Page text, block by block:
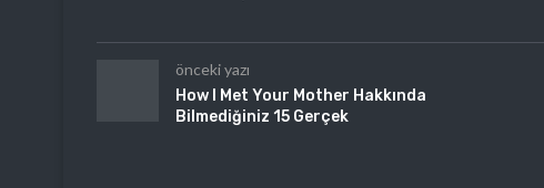
önceki yazı
How I Met Your Mother Hakkında
Bilmediğiniz 15 Gerçek